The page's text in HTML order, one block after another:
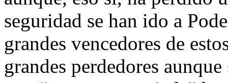
seguridad se han ido a
grandes vencedores de
grandes perdedores